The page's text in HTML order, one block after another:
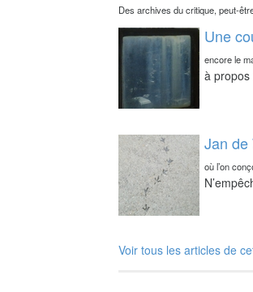
Des archives du critique, peut-
Une
encore le
à
Jan de
où l’on
Voir tous les articles de